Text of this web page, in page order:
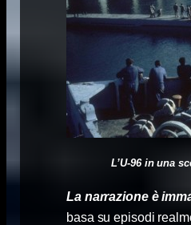
L’U-96 in una
La narrazione è
basa su episodi